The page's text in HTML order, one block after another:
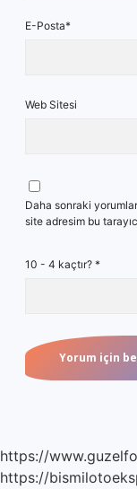
E-Posta*
Web Sitesi
Daha sonraki
site adresim bu
10 - 4 kaçtır? *
https://
https://